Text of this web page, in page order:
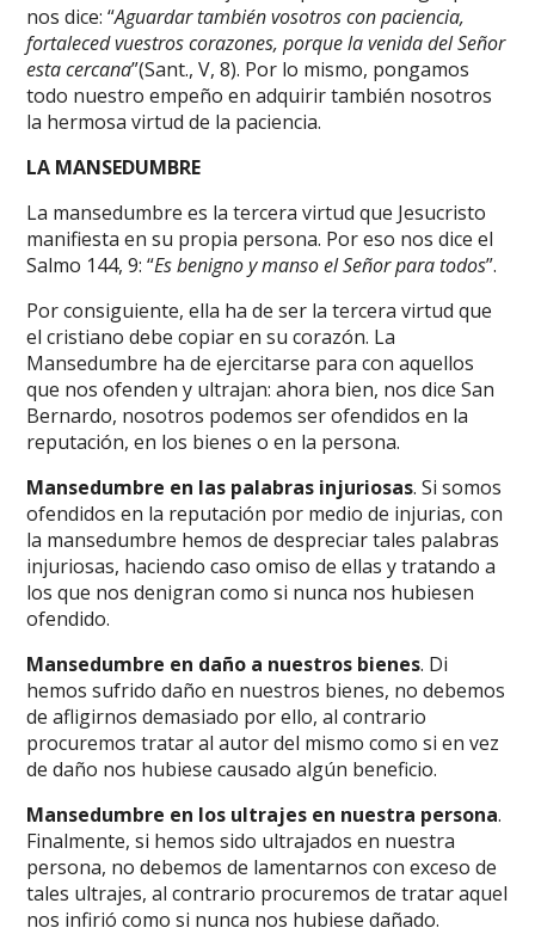
nos dice: “Aguardar también vosotros con paciencia,
fortaleced vuestros corazones, porque la venida del Señor
esta cercana”(Sant., V, 8). Por lo mismo, pongamos
todo nuestro empeño en adquirir también nosotros
la hermosa virtud de la paciencia.
LA MANSEDUMBRE
La mansedumbre es la tercera virtud que Jesucristo
manifiesta en su propia persona. Por eso nos dice el
Salmo 144, 9: “Es benigno y manso el Señor para todos”.
Por consiguiente, ella ha de ser la tercera virtud que
el cristiano debe copiar en su corazón. La
Mansedumbre ha de ejercitarse para con aquellos
que nos ofenden y ultrajan: ahora bien, nos dice San
Bernardo, nosotros podemos ser ofendidos en la
reputación, en los bienes o en la persona.
Mansedumbre en las palabras injuriosas. Si somos
ofendidos en la reputación por medio de injurias, con
la mansedumbre hemos de despreciar tales palabras
injuriosas, haciendo caso omiso de ellas y tratando a
los que nos denigran como si nunca nos hubiesen
ofendido.
Mansedumbre en daño a nuestros bienes. Di
hemos sufrido daño en nuestros bienes, no debemos
de afligirnos demasiado por ello, al contrario
procuremos tratar al autor del mismo como si en vez
de daño nos hubiese causado algún beneficio.
Mansedumbre en los ultrajes en nuestra persona.
Finalmente, si hemos sido ultrajados en nuestra
persona, no debemos de lamentarnos con exceso de
tales ultrajes, al contrario procuremos de tratar aquel
nos infirió como si nunca nos hubiese dañado.